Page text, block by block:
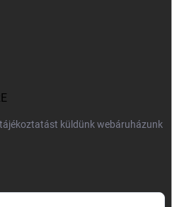
küldünk webáruházunk